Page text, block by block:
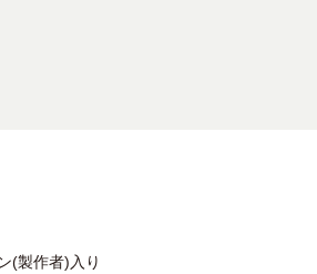
(製作者)入り